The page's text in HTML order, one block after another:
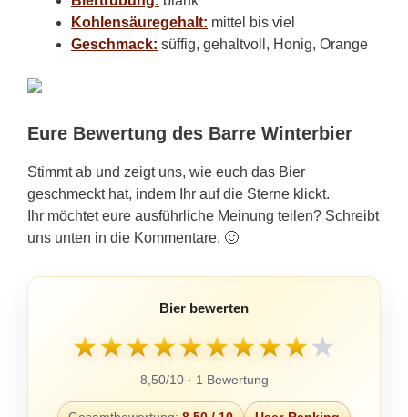
Kohlensäuregehalt: mittel bis viel
Geschmack: süffig, gehaltvoll, Honig, Orange
Eure Bewertung des Barre Winterbier
Stimmt ab und zeigt uns, wie euch das Bier
geschmeckt hat, indem Ihr auf die Sterne klickt.
Ihr möchtet eure ausführliche Meinung teilen? Schreibt
uns unten in die Kommentare. 🙂
Bier bewerten
★★★★★★★★★★
8,50/10 · 1 Bewertung